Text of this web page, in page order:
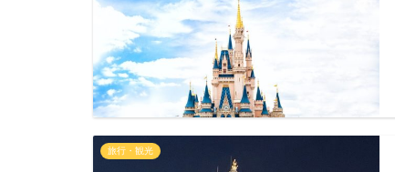
旅行・観光